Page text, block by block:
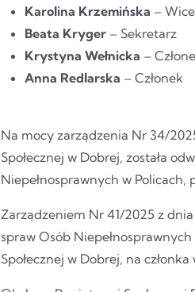
Karolina Krzemińska –
Beata Kryger – Sekretarz
Krystyna Wełnicka –
Anna Redlarska – Członek
Na mocy zarządzenia Nr 34/
Społecznej w Dobrej, została
Niepełnosprawnych w Policach,
Zarządzeniem Nr 41/2025 z dnia
spraw Osób
Społecznej w Dobrej, na członka